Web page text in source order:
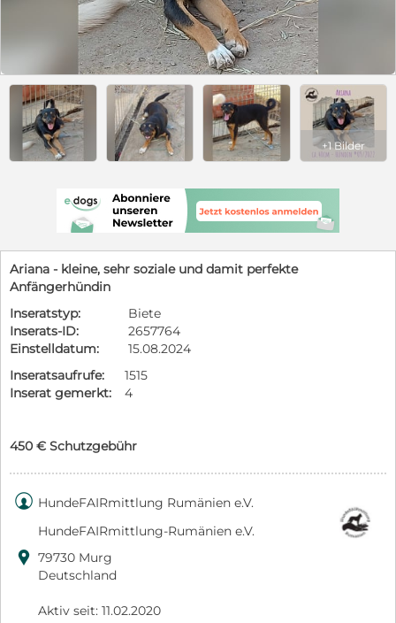
+1 Bilder
Ariana - kleine, sehr soziale und damit perfekte
Anfängerhündin
Inseratstyp:
Biete
Inserats-ID:
2657764
Einstelldatum:
15.08.2024
Inseratsaufrufe:
1515
Inserat gemerkt:
4
450 € Schutzgebühr
 HundeFAIRmittlung Rumänien e.V.
HundeFAIRmittlung-Rumänien e.V.
 79730 Murg
Deutschland
Aktiv seit: 11.02.2020